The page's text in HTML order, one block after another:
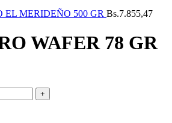
EL MERIDEÑO 500 GR Bs.7.855,47
WAFER 78 GR